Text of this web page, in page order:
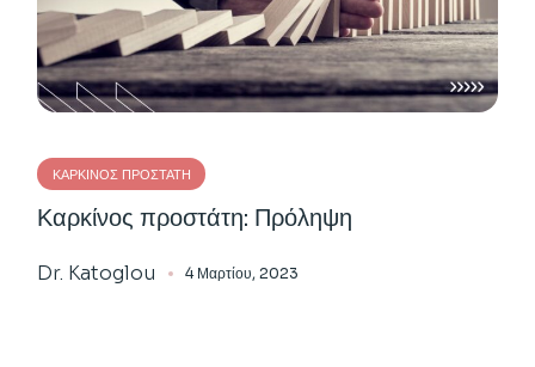
ΚΑΡΚΊΝΟΣ ΠΡΟΣΤΆΤΗ
Καρκίνος προστάτη: Πρόληψη
Dr. Katoglou 4 Μαρτίου, 2023